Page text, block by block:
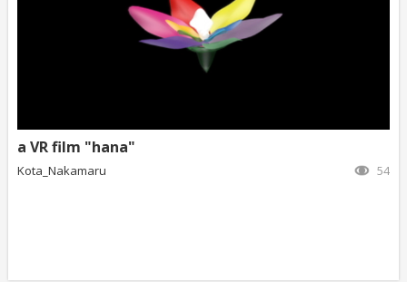
a VR film "hana"
Kota_Nakamaru 54